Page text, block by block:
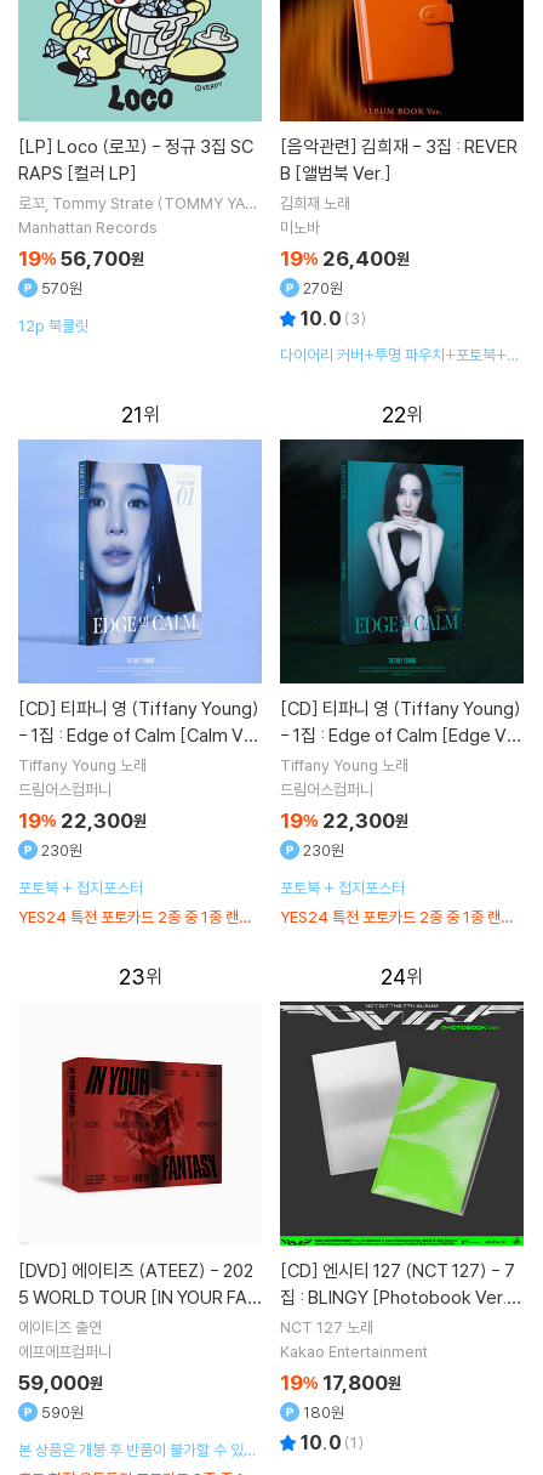
[LP]
RAPS [컬러 LP]
로꼬 Tommy Strate (TOMMY YAN
G)노래
Manhattan Records
19% 56,700원
570원
12p 북클릿
[음악관련]
B [앨범북 Ver.]
김희재 노래
미노바
19% 26,400원
270원
10.0 (3)
다이어리 커버+투명 파우치+포토북+스
21
[CD]
- 1집 : Edge of Calm [Calm Ve
r.]
Tiffany Young 노래
드림어스컴퍼니
YES24 특전 포토카드 2종 중 1종 랜덤
19% 22,300원
230원
포토북 + 접지포스터
22
[CD]
- 1집 : Edge of Calm [Edge Ve
r.]
Tiffany Young 노래
드림어스컴퍼니
YES24 특전 포토카드 2종 중 1종 랜덤
19% 22,300원
230원
포토북 + 접지포스터
23
[DVD]
5 WORLD TOUR [IN YOUR FAN
TASY] IN INCHEON DVD
에이티즈 출연
에프에프컴퍼니
59,000원
590원
본 상품은 개봉 후 반품이 불가할 수 있으
24
[CD]
집 : BLINGY [Photobook Ver.]
[2종 중 1종 랜덤발송]
NCT 127 노래
Kakao Entertainment
19% 17,800원
180원
10.0 (1)